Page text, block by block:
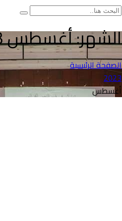
الشهر:أغسطس 2023
الصفحة الرئيسية
2023
أغسطس